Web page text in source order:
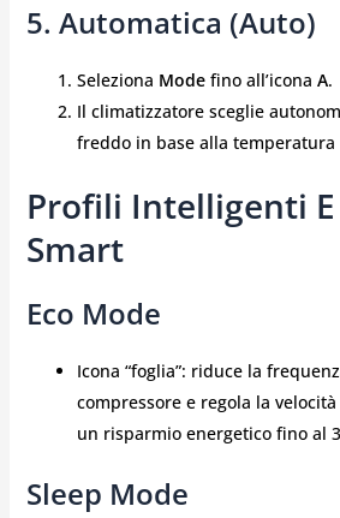
5. Automatica (Auto)
Seleziona Modefino all’icona A.
Il climatizzatore sceglie
freddo in base alla
Profili Intelligenti
Smart
Eco Mode
Icona “foglia”: riduce la
compressore e regola la
un risparmio energetico fino al
Sleep Mode